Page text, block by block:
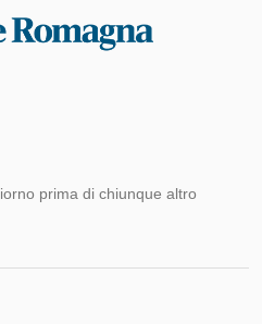
prima di chiunque altro